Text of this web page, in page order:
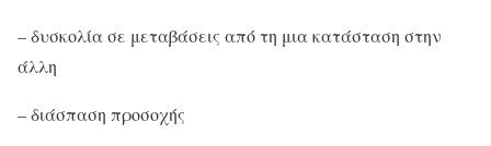
– δυσκολία σε μεταβάσεις από τη μια κατάσταση στην
άλλη
– διάσπαση προσοχής